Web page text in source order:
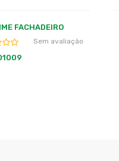
CORPO PARA
1,5 M